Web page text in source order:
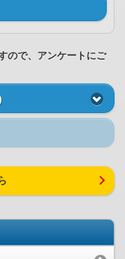
ので、アンケートにご